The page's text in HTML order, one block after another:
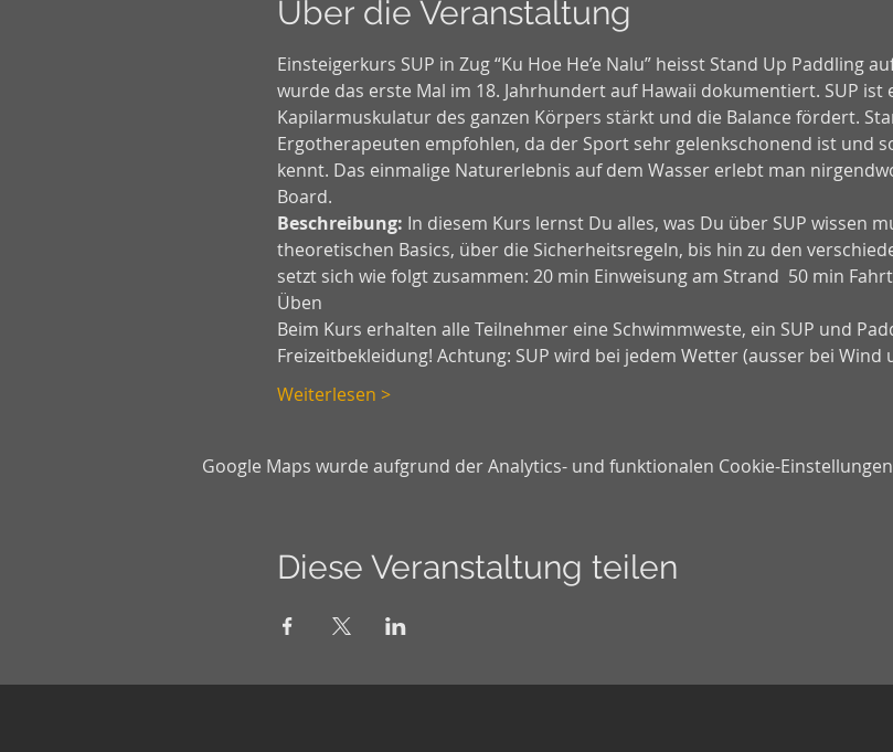
Über die Veranstaltung
Einsteigerkurs SUP in Zug “Ku Hoe He’e Nalu” heisst Stand Up Paddling
wurde das erste Mal im 18. Jahrhundert auf Hawaii dokumentiert. SUP ist
Kapilarmuskulatur des ganzen Körpers stärkt und die Balance fördert.
Ergotherapeuten empfohlen, da der Sport sehr gelenkschonend ist und
kennt. Das einmalige Naturerlebnis auf dem Wasser erlebt man
Board.
Beschreibung: In diesem Kurs lernst Du alles, was Du über SUP wissen
theoretischen Basics, über die Sicherheitsregeln, bis hin zu den
setzt sich wie folgt zusammen: 20 min Einweisung am Strand  50 min
Üben
Beim Kurs erhalten alle Teilnehmer eine Schwimmweste, ein SUP und
Freizeitbekleidung! Achtung: SUP wird bei jedem Wetter (ausser bei
Weiterlesen >
Google Maps wurde aufgrund der Analytics- und funktionalen Cookie-
Diese Veranstaltung teilen